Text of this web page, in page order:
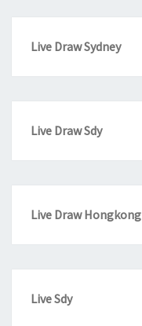
Live Draw Sydney
Live Draw Sdy
Live Draw Hongkong
Live Sdy